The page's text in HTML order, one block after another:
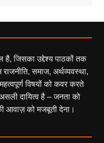
है, जिसका उद्देश्य पाठकों तक
समाज, अर्थव्यवस्था,
विषयों को कवर करते
दायित्व है – जनता को
आवाज़ को मजबूती देना।